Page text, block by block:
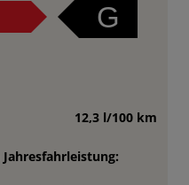
G
12,3 l/100 km